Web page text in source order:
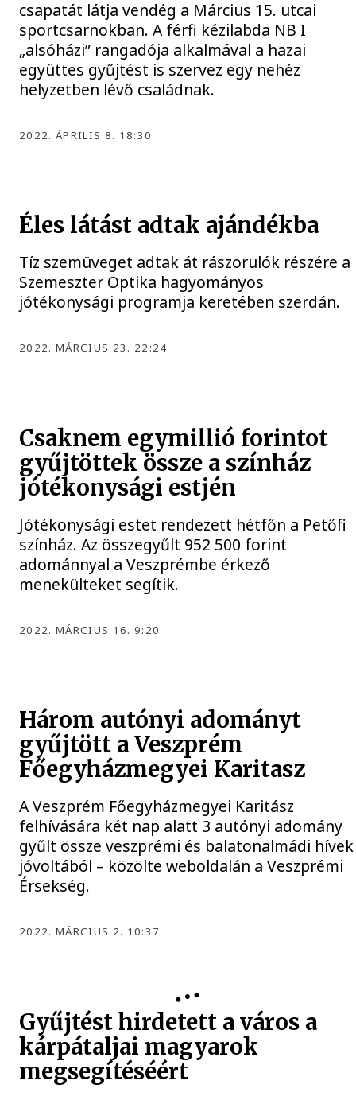
csapatát látja vendég a Március 15. utcai
sportcsarnokban. A férfi kézilabda NB I
„alsóházi” rangadója alkalmával a hazai
együttes gyűjtést is szervez egy nehéz
helyzetben lévő családnak.
2022. ÁPRILIS 8. 18:30
Éles látást adtak ajándékba
Tíz szemüveget adtak át rászorulók részére a
Szemeszter Optika hagyományos
jótékonysági programja keretében szerdán.
2022. MÁRCIUS 23. 22:24
Csaknem egymillió forintot
gyűjtöttek össze a színház
jótékonysági estjén
Jótékonysági estet rendezett hétfőn a Petőfi
színház. Az összegyűlt 952 500 forint
adománnyal a Veszprémbe érkező
menekülteket segítik.
2022. MÁRCIUS 16. 9:20
Három autónyi adományt
gyűjtött a Veszprém
Főegyházmegyei Karitasz
A Veszprém Főegyházmegyei Karitász
felhívására két nap alatt 3 autónyi adomány
gyűlt össze veszprémi és balatonalmádi hívek
jóvoltából – közölte weboldalán a Veszprémi
Érsekség.
2022. MÁRCIUS 2. 10:37
Gyűjtést hirdetett a város a
kárpátaljai magyarok
megsegítéséért